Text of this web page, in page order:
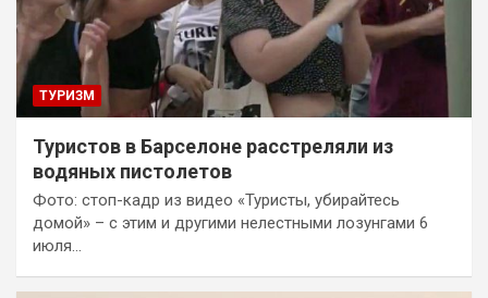
ТУРИЗМ
Туристов в Барселоне расстреляли из
водяных пистолетов
Фото: стоп-кадр из видео «Туристы, убирайтесь
домой» – с этим и другими нелестными лозунгами 6
июля…